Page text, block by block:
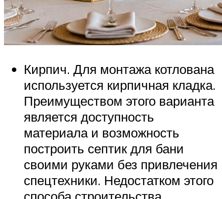
Кирпич. Для монтажа котлована
используется кирпичная кладка.
Преимуществом этого варианта
является доступность
материала и возможность
построить септик для бани
своими руками без привлечения
спецтехники. Недостатком этого